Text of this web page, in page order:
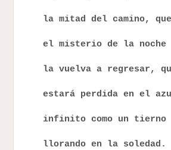
la mitad del camino, que
el misterio de la noche
la vuelva a regresar,
estará perdida en el
infinito como un
llorando en la soledad.